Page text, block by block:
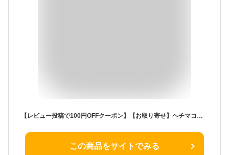
【レビュー投稿で100円OFFクーポン】【お取り寄せ】ヘチマコロン ヘチマコロンの透明クリーム 80g 保湿 基礎化粧品 スキンケア
この商品をサイトでみる